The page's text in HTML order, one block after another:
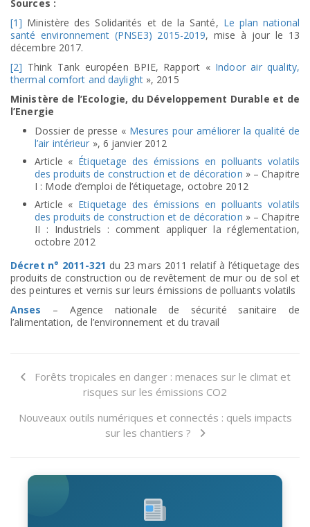
Sources :
[1] Ministère des Solidarités et de la Santé, Le plan national
santé environnement (PNSE3) 2015-2019,mise à jour le 13
décembre 2017.
[2] Think Tank européen BPIE, Rapport « Indoor air quality,
thermal comfort and daylight», 2015
Ministère de l’Ecologie, du Développement Durable et de
l’Energie
Dossier de presse « Mesures pour améliorer la qualité de
l’air intérieur », 6 janvier 2012
Article « Étiquetage des émissions en polluants volatils
des produits de construction et de décoration » – Chapitre
I : Mode d’emploi de l’étiquetage, octobre 2012
Article « Etiquetage des émissions en polluants volatils
des produits de construction et de décoration » – Chapitre
II : Industriels : comment appliquer la réglementation,
octobre 2012
Décret n° 2011-321 du 23 mars 2011 relatif à l’étiquetage des
produits de construction ou de revêtement de mur ou de sol et
des peintures et vernis sur leurs émissions de polluants volatils
Anses – Agence nationale de sécurité sanitaire de
l’alimentation, de l’environnement et du travail
Forêts tropicales en danger : menaces sur le climat et
risques sur les émissions CO2
Nouveaux outils numériques et connectés : quels impacts
sur les chantiers ?